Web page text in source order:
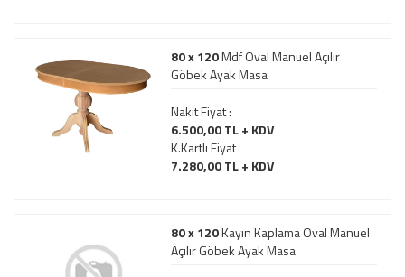
80 x 120Mdf Oval Manuel Açılır
Göbek Ayak Masa
Nakit Fiyat :
6.500,00 TL + KDV
K.Kartlı Fiyat
7.280,00 TL + KDV
80 x 120Kayın Kaplama Oval Manuel
Açılır Göbek Ayak Masa